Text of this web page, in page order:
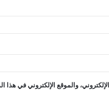
والموقع الإلكتروني في هذا